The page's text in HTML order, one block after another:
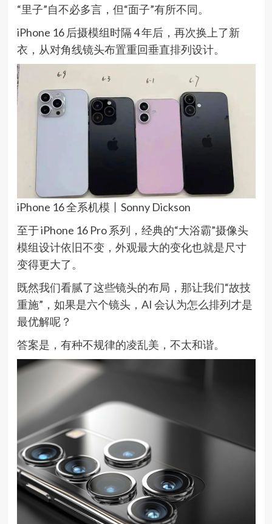
“里子”自不必多言，但“面子”有所不同。
iPhone 16 后摄模组时隔 4 年后，再次换上了新
衣，从对角线镜头布置重回垂直排列设计。
iPhone 16 全系机模丨Sonny Dickson
至于 iPhone 16 Pro 系列，经典的“大浴霸”摄像头
模组设计依旧不变，外观最大的变化也就是尺寸
变得更大了。
既然我们看腻了这些镜头的布局，那让我们“故技
重施”，如果是六个镜头，AI 会认为怎么排列才是
最优解呢？
答案是，有种不规律的凌乱美，不太和谐。